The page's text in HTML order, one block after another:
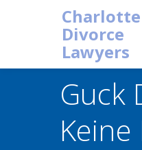
Charlotte
Divorce
Lawyers
Guck